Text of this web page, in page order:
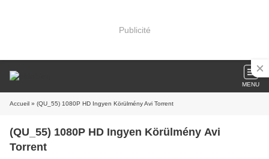
Publicité
MENU
Accueil » (QU_55) 1080P HD Ingyen Körülmény Avi Torrent
(QU_55) 1080P HD Ingyen Körülmény Avi
Torrent